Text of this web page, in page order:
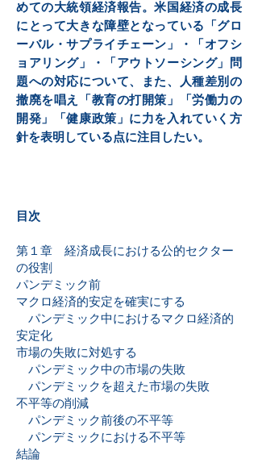
めての大統領経済報告。米国経済の成長
にとって大きな障壁となっている「グロ
ーバル・サプライチェーン」・「オフシ
ョアリング」・「アウトソーシング」問
題への対応について、また、人種差別の
撤廃を唱え「教育の打開策」「労働力の
開発」「健康政策」に力を入れていく方
針を表明している点に注目したい。
目次
第１章 経済成長における公的セクター
の役割
パンデミック前
マクロ経済的安定を確実にする
パンデミック中におけるマクロ経済的
安定化
市場の失敗に対処する
パンデミック中の市場の失敗
パンデミックを超えた市場の失敗
不平等の削減
パンデミック前後の不平等
パンデミックにおける不平等
結論